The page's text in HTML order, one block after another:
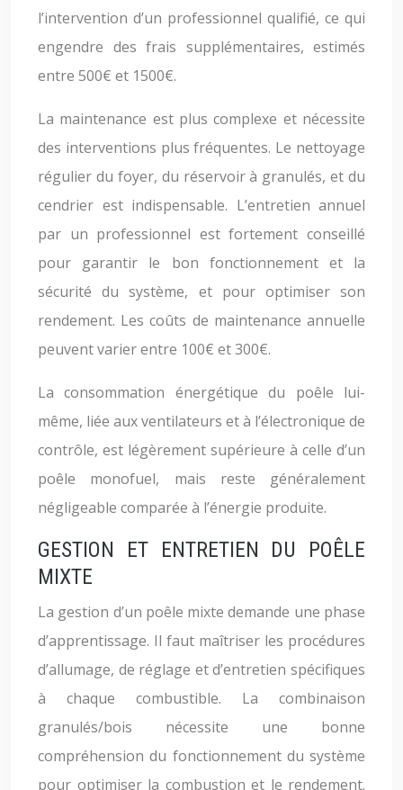
l’intervention d’un professionnel qualifié, ce qui
engendre des frais supplémentaires, estimés
entre 500€ et 1500€.
La maintenance est plus complexe et nécessite
des interventions plus fréquentes. Le nettoyage
régulier du foyer, du réservoir à granulés, et du
cendrier est indispensable. L’entretien annuel
par un professionnel est fortement conseillé
pour garantir le bon fonctionnement et la
sécurité du système, et pour optimiser son
rendement. Les coûts de maintenance annuelle
peuvent varier entre 100€ et 300€.
La consommation énergétique du poêle lui-
même, liée aux ventilateurs et à l’électronique de
contrôle, est légèrement supérieure à celle d’un
poêle monofuel, mais reste généralement
négligeable comparée à l’énergie produite.
GESTION ET ENTRETIEN DU POÊLE
MIXTE
La gestion d’un poêle mixte demande une phase
d’apprentissage. Il faut maîtriser les procédures
d’allumage, de réglage et d’entretien spécifiques
à chaque combustible. La combinaison
granulés/bois nécessite une bonne
compréhension du fonctionnement du système
pour optimiser la combustion et le rendement.